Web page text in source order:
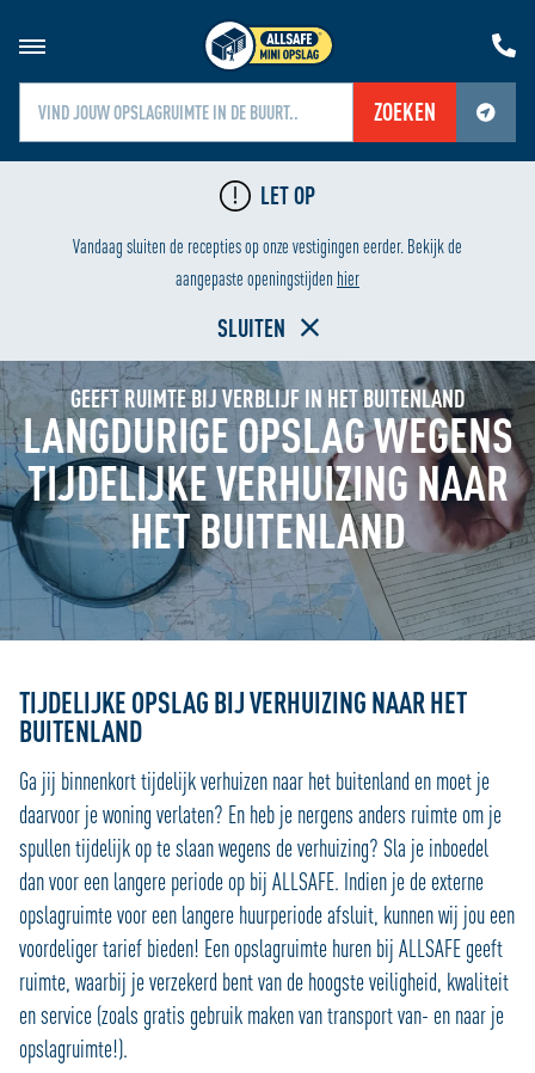
ZOEKEN
Jouw locatiediensten zijn uitgeschakeld.
Schakel jouw locatiediensten in om deze functie te gebruiken.
LET OP
Vandaag sluiten de recepties op onze vestigingen eerder. Bekijk de
aangepaste openingstijden hier
SLUITEN
LAAGSTE PRIJS
Home
GEEFT RUIMTE BIJ VERBLIJF IN HET BUITENLAND
LANGDURIGE OPSLAG WEGENS
TIJDELIJKE VERHUIZING NAAR
HET BUITENLAND
TIJDELIJKE OPSLAG BIJ VERHUIZING NAAR HET
BUITENLAND
Ga jij binnenkort tijdelijk verhuizen naar het buitenland en moet je
daarvoor je woning verlaten? En heb je nergens anders ruimte om je
spullen tijdelijk op te slaan wegens de verhuizing? Sla je inboedel
dan voor een langere periode op bij ALLSAFE. Indien je de externe
opslagruimte voor een langere huurperiode afsluit, kunnen wij jou een
voordeliger tarief bieden! Een opslagruimte huren bij ALLSAFE geeft
ruimte, waarbij je verzekerd bent van de hoogste veiligheid, kwaliteit
en service (zoals gratis gebruik maken van transport van- en naar je
opslagruimte!).